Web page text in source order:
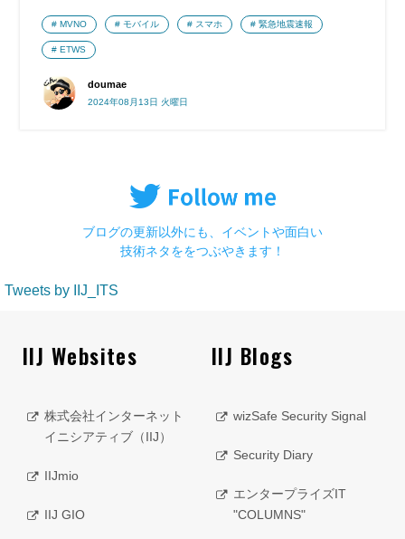
doumae
2024年08月13日 火曜日
MVNO モバイル スマホ 緊急地震速報
ETWS
ブログの更新以外にも、イベントや面白い
技術ネタををつぶやきます！
Tweets by IIJ_ITS
IIJ Websites
株式会社インターネット
イニシアティブ（IIJ）
IIJmio
IIJ GIO
IIJ Blogs
wizSafe Security Signal
Security Diary
エンタープライズIT
"COLUMNS"